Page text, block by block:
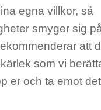
egna villkor, så
smyger sig
att
som vi
er och ta emot det